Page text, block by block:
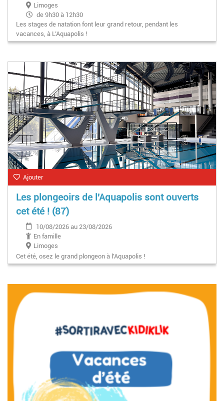
Limoges
de 9h30 à 12h30
Les stages de natation font leur grand retour, pendant les
vacances, à L’Aquapolis !
Ajouter
Les plongeoirs de l'Aquapolis sont ouverts
cet été ! (87)
10/08/2026 au 23/08/2026
En famille
Limoges
Cet été, osez le grand plongeon à l'Aquapolis !